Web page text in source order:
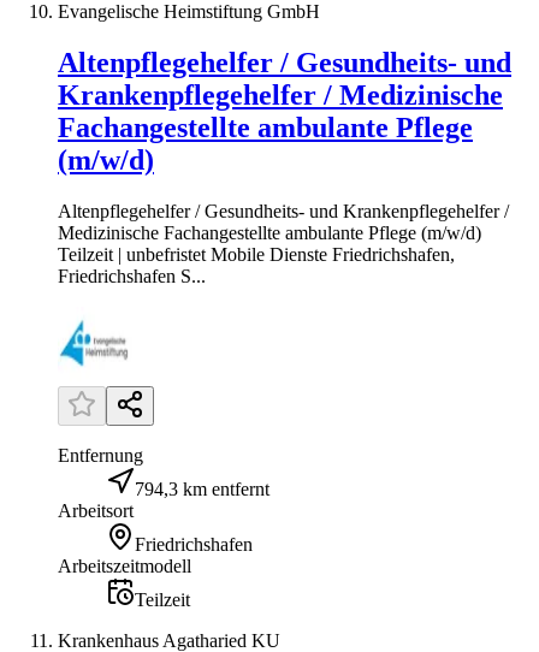
Evangelische Heimstiftung GmbH
Altenpflegehelfer / Gesundheits- und
Krankenpflegehelfer / Medizinische
Fachangestellte ambulante Pflege
(m/w/d)
Altenpflegehelfer / Gesundheits- und Krankenpflegehelfer /
Medizinische Fachangestellte ambulante Pflege (m/w/d)
Teilzeit | unbefristet Mobile Dienste Friedrichshafen,
Friedrichshafen S...
Entfernung
794,3 km entfernt
Arbeitsort
Friedrichshafen
Arbeitszeitmodell
Teilzeit
Krankenhaus Agatharied KU